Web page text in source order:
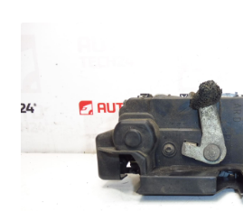
Mon compte